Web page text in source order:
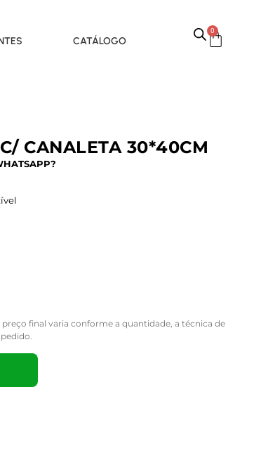
CATÁLOGO
0
CANALETA 30*40CM
preço final varia conforme a quantidade, a técnica de